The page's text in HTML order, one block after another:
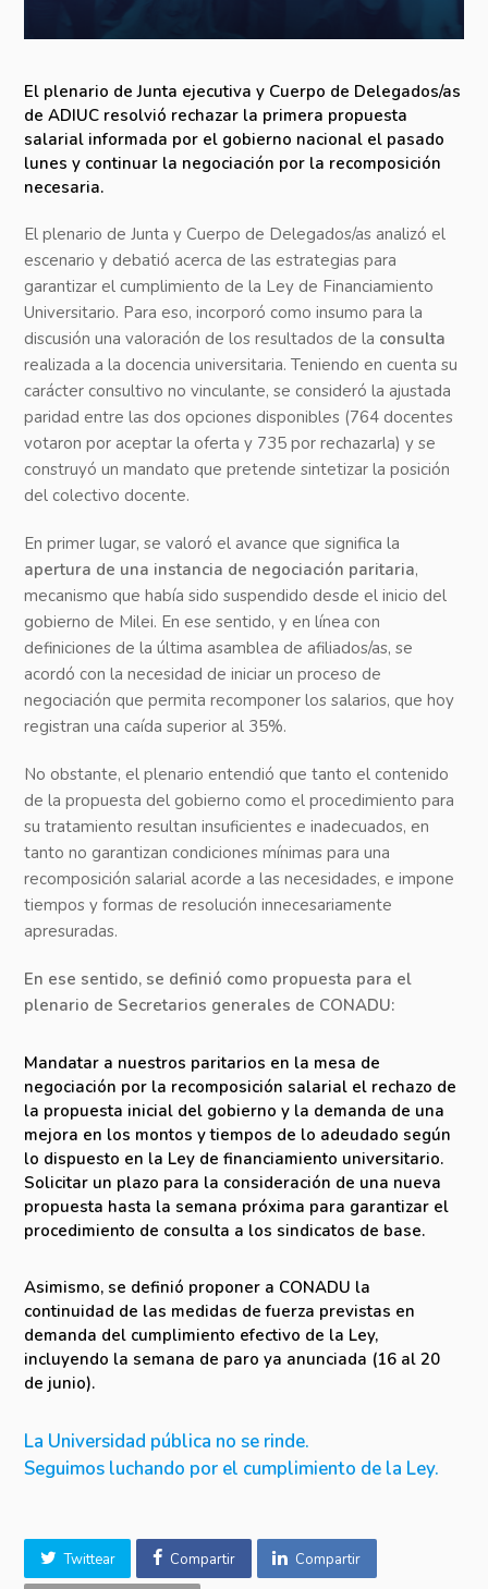
El plenario de Junta ejecutiva y Cuerpo de Delegados/as
de ADIUC resolvió rechazar la primera propuesta
salarial informada por el gobierno nacional el pasado
lunes y continuar la negociación por la recomposición
necesaria.
El plenario de Junta y Cuerpo de Delegados/as analizó el
escenario y debatió acerca de las estrategias para
garantizar el cumplimiento de la Ley de Financiamiento
Universitario. Para eso, incorporó como insumo para la
discusión una valoración de los resultados de la consulta
realizada a la docencia universitaria. Teniendo en cuenta su
carácter consultivo no vinculante, se consideró la ajustada
paridad entre las dos opciones disponibles (764 docentes
votaron por aceptar la oferta y 735 por rechazarla) y se
construyó un mandato que pretende sintetizar la posición
del colectivo docente.
En primer lugar, se valoró el avance que significa la
apertura de una instancia de negociación paritaria,
mecanismo que había sido suspendido desde el inicio del
gobierno de Milei. En ese sentido, y en línea con
definiciones de la última asamblea de afiliados/as, se
acordó con la necesidad de iniciar un proceso de
negociación que permita recomponer los salarios, que hoy
registran una caída superior al 35%.
No obstante, el plenario entendió que tanto el contenido
de la propuesta del gobierno como el procedimiento para
su tratamiento resultan insuficientes e inadecuados, en
tanto no garantizan condiciones mínimas para una
recomposición salarial acorde a las necesidades, e impone
tiempos y formas de resolución innecesariamente
apresuradas.
En ese sentido, se definió como propuesta para el
plenario de Secretarios generales de CONADU:
Mandatar a nuestros paritarios en la mesa de
negociación por la recomposición salarial el rechazo de
la propuesta inicial del gobierno y la demanda de una
mejora en los montos y tiempos de lo adeudado según
lo dispuesto en la Ley de financiamiento universitario.
Solicitar un plazo para la consideración de una nueva
propuesta hasta la semana próxima para garantizar el
procedimiento de consulta a los sindicatos de base.
Asimismo, se definió proponer a CONADU la
continuidad de las medidas de fuerza previstas en
demanda del cumplimiento efectivo de la Ley,
incluyendo la semana de paro ya anunciada (16 al 20
de junio).
La Universidad pública no se rinde.
Seguimos luchando por el cumplimiento de la Ley.
Twittear Compartir Compartir